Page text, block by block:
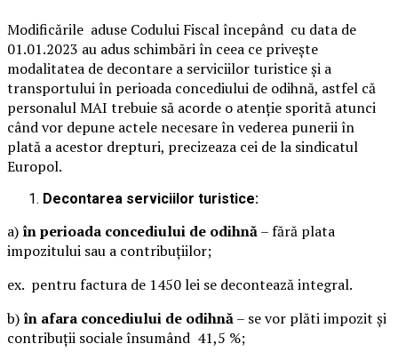
Modificările aduse Codului Fiscal începând cu data de
01.01.2023 au adus schimbări în ceea ce privește
modalitatea de decontare a serviciilor turistice și a
transportului în perioada concediului de odihnă, astfel că
personalul MAI trebuie să acorde o atenție sporită atunci
când vor depune actele necesare în vederea punerii în
plată a acestor drepturi, precizeaza cei de la sindicatul
Europol.
Decontarea serviciilor turistice:
a) în perioada concediului de odihnă– fără plata
impozitului sau a contribuțiilor;
ex. pentru factura de 1450 lei se decontează integral.
b) în afara concediului de odihnă– se vor plăti impozit și
contribuții sociale însumând 41,5 %;